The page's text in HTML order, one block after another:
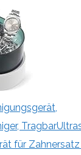
für